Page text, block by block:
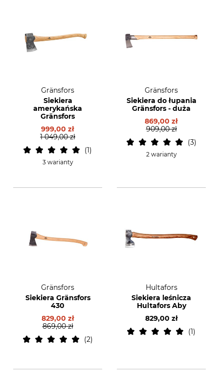
Gränsfors
Siekiera
amerykańska
Gränsfors
999,00 zł
1 049,00 zł
1
3 warianty
Gränsfors
Siekiera do łupania
Gränsfors - duża
869,00 zł
909,00 zł
3
2 warianty
Gränsfors
Siekiera Gränsfors
430
829,00 zł
869,00 zł
2
Hultafors
Siekiera leśnicza
Hultafors Aby
829,00 zł
1